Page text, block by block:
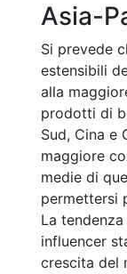
Asia-
Si prevede
estensibili
alla
prodotti di
Sud, Cina e
maggiore
medie di
permettersi
La
influencer
crescita del